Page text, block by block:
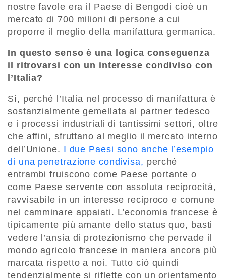
nostre favole era il Paese di Bengodi cioè un
mercato di 700 milioni di persone a cui
proporre il meglio della manifattura germanica.
In questo senso è una logica conseguenza
il ritrovarsi con un interesse condiviso con
l’Italia?
Sì, perché l’Italia nel processo di manifattura è
sostanzialmente gemellata al partner tedesco
e i processi industriali di tantissimi settori, oltre
che affini, sfruttano al meglio il mercato interno
dell’Unione. I due Paesi sono anche l’esempio
di una penetrazione condivisa, perché
entrambi fruiscono come Paese portante o
come Paese servente con assoluta reciprocità,
ravvisabile in un interesse reciproco e comune
nel camminare appaiati. L’economia francese è
tipicamente più amante dello status quo, basti
vedere l’ansia di protezionismo che pervade il
mondo agricolo francese in maniera ancora più
marcata rispetto a noi. Tutto ciò quindi
tendenzialmente si riflette con un orientamento